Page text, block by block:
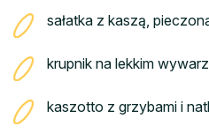
sałatka z kaszą,
krupnik na lekkim
kaszotto z grzybami i